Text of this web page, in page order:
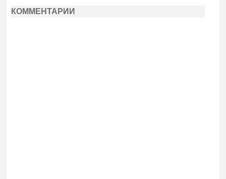
КОММЕНТАРИИ